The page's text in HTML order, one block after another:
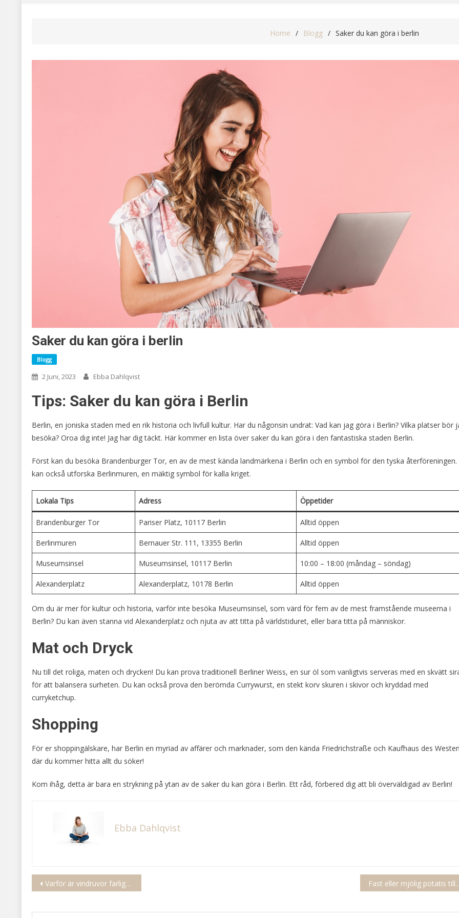
Home Blogg Saker du kan göra i berlin
Saker du kan göra i berlin
Blogg
2 Juni, 2023 Ebba Dahlqvist
Tips: Saker du kan göra i Berlin
Berlin, en joniska staden med en rik historia och livfull kultur. Har du någonsin undrat: Vad kan jag göra i Berlin? Vilka platser bör
besöka? Oroa dig inte! Jag har dig täckt. Här kommer en lista över saker du kan göra i den fantastiska staden Berlin.
Först kan du besöka Brandenburger Tor, en av de mest kända landmärkena i Berlin och en symbol för den tyska återföreningen.
kan också utforska Berlinmuren, en mäktig symbol för kalla kriget.
Lokala Tips Adress Öppetider
Brandenburger Tor Pariser Platz, 10117 Berlin Alltid öppen
Berlinmuren Bernauer Str. 111, 13355 Berlin Alltid öppen
Museumsinsel Museumsinsel, 10117 Berlin 10:00 – 18:00 (måndag – söndag)
Alexanderplatz Alexanderplatz, 10178 Berlin Alltid öppen
Om du är mer för kultur och historia, varför inte besöka Museumsinsel, som värd för fem av de mest framstående museerna i
Berlin? Du kan även stanna vid Alexanderplatz och njuta av att titta på världstiduret, eller bara titta på människor.
Mat och Dryck
Nu till det roliga, maten och drycken! Du kan prova traditionell Berliner Weiss, en sur öl som vanligtvis serveras med en skvätt
för att balansera surheten. Du kan också prova den berömda Currywurst, en stekt korv skuren i skivor och kryddad med
curryketchup.
Shopping
För er shoppingälskare, har Berlin en myriad av affärer och marknader, som den kända Friedrichstraße och Kaufhaus des
där du kommer hitta allt du söker!
Kom ihåg, detta är bara en strykning på ytan av de saker du kan göra i Berlin. Ett råd, förbered dig att bli överväldigad av Berlin!
Ebba Dahlqvist
Inläggsnavigering
Varför är vindruvor farligt för hundar Fast eller